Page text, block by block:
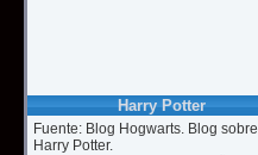
Harry Potter
Fuente: Blog Hogwarts. Blog sobre
Harry Potter.